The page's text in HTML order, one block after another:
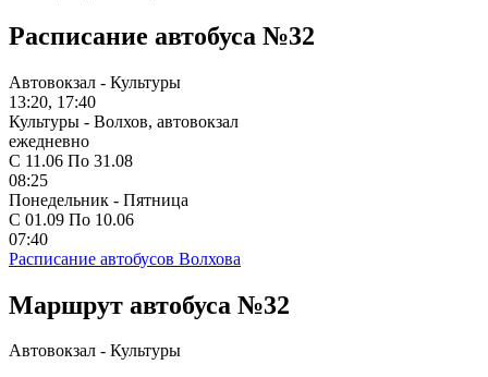
Расписание автобуса №32
Автовокзал - Культуры
13:20, 17:40
Культуры - Волхов, автовокзал
ежедневно
С 11.06 По 31.08
08:25
Понедельник - Пятница
С 01.09 По 10.06
07:40
Расписание автобусов Волхова
Маршрут автобуса №32
Автовокзал - Культуры